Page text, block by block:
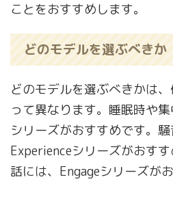
ことをおすすめします。
どのモデルを選ぶべきか
どのモデルを選ぶべきかは
って異なります。睡眠時や
シリーズがおすすめです。騒
Experienceシリーズがおす
話には、Engageシリーズが